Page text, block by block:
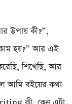
উপায় কী?”,
হয়?” আর এই
শিখেছি, আর
আমি বইয়ের কথা